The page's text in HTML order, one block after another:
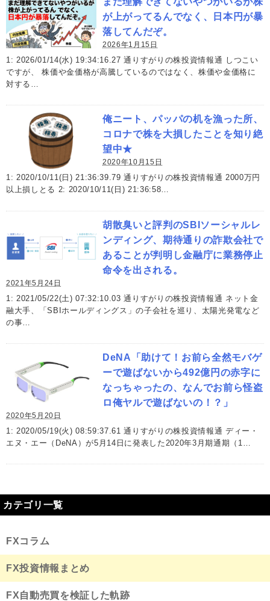
が上がってるんでなく、日本円が暴
落してんだぞ。
2026年1月15日
1: 2026/01/14(水) 19:34:16.27 通りすがりの株投資情報通 しつこい
ですが、 株価や金価格が高騰しているのではなく、株価や金価格に
対する…
俺ニート、パッパの机を漁った所、
コロナで株を大損したことを知り絶
望中★
2020年10月15日
1: 2020/10/11(日) 21:36:39.79 通りすがりの株投資情報通 2000万円
以上損しとる 2: 2020/10/11(日) 21:36:58…
胡散臭いと評判のSBIソーシャルレ
ンディング、期待通りの詐欺会社で
あることが判明し金融庁に業務停止
命令を出される。
2021年5月24日
1: 2021/05/22(土) 07:32:10.03 通りすがりの株投資情報通 ネット金
融大手、「SBIホールディングス」の子会社を巡り、太陽光発電など
の事…
DeNA「助けて！お前ら全然モバゲ
ーで遊ばないから492億円の赤字に
なっちゃったの、なんでお前ら怪盗
ロ俺ヤルで遊ばないの！？」
2020年5月20日
1: 2020/05/19(火) 08:59:37.61 通りすがりの株投資情報通 ディー・
エヌ・エー（DeNA）が5月14日に発表した2020年3月期通期（1…
カテゴリ一覧
FXコラム
FX投資情報まとめ
FX自動売買を検証した軌跡